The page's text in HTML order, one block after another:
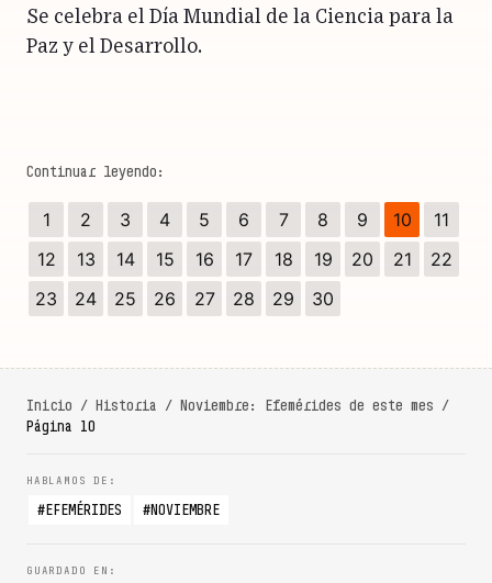
Se celebra el Día Mundial de la Ciencia para la
Paz y el Desarrollo.
1 2 3 4 5 6 7 8 9 10
11
12
13 14 15 16 17 18 19 20 21
22
23
24 25 26 27 28 29 30
Inicio / Historia / Noviembre: Efemérides de este mes /
Página 10
EFEMÉRIDES NOVIEMBRE